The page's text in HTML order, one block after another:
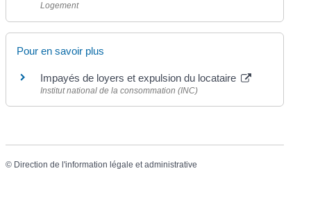
Logement
Pour en savoir plus
Impayés de loyers et expulsion du locataire
Institut national de la consommation (INC)
© Direction de l'information légale et administrative